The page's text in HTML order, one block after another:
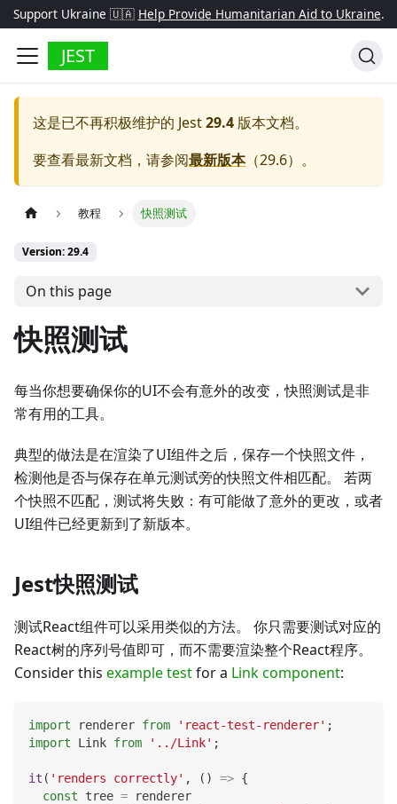
Support Ukraine 🇺🇦 Help Provide Humanitarian Aid to Ukraine.
JEST
这是已不再积极维护的 Jest29.4 版本文档。
要查看最新文档，请参阅最新版本（29.6）。
教程 快照测试
Version: 29.4
On this page
快照测试
每当你想要确保你的UI不会有意外的改变，快照测试是非
常有用的工具。
典型的做法是在渲染了UI组件之后，保存一个快照文件，
检测他是否与保存在单元测试旁的快照文件相匹配。 若两
个快照不匹配，测试将失败：有可能做了意外的更改，或者
UI组件已经更新到了新版本。
Jest快照测试
测试React组件可以采用类似的方法。 你只需要测试对应的
React树的序列号值即可，而不需要渲染整个React程序。
Consider this example testfor a Link component:
import renderer from 'react-test-renderer' ;
import
Link from '../Link' ;
it ( 'renders correctly' , ( ) => {
const tree = renderer